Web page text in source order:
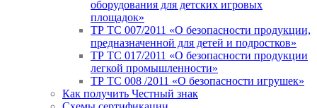
оборудования для детских игровых
площадок»
ТР ТС 007/2011 «О безопасности продукции,
предназначенной для детей и подростков»
ТР ТС 017/2011 «О безопасности продукции
легкой промышленности»
ТР ТС 008 /2011 «О безопасности игрушек»
Как получить Честный знак